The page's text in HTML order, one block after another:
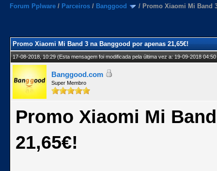
Forum Pplware / Parceiros / Banggood / Promo Xiaomi Mi Band
Promo Xiaomi Mi Band 3 na Banggood por apenas 21,65€!
17-08-2018, 10:29(Esta mensagem foi modificada pela última vez a: 19-09-2018
Banggood.com
Super Membro
Promo Xiaomi Mi
21,65€!